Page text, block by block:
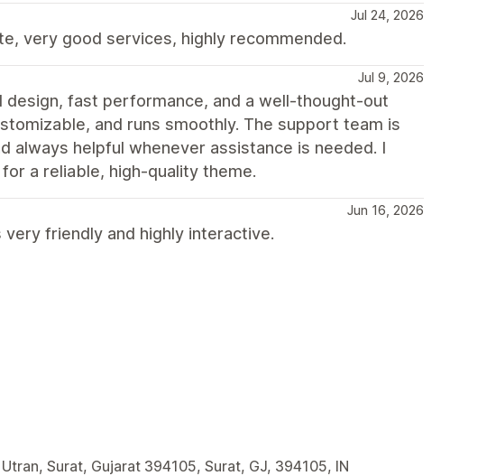
Jul 24, 2026
very good services, highly recommended.
Jul 9, 2026
fast performance, and a well-thought-out
and runs smoothly. The support team is
helpful whenever assistance is needed. I
a reliable, high-quality theme.
Jun 16, 2026
friendly and highly interactive.
Surat, Gujarat 394105, Surat, GJ, 394105, IN